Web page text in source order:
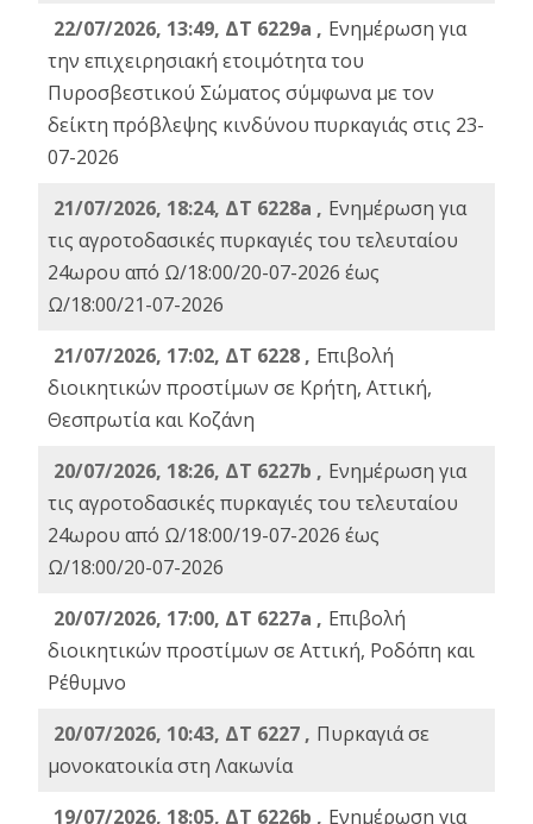
22/07/2026, 13:49, ΔΤ 6229a , Ενημέρωση για
την επιχειρησιακή ετοιμότητα του
Πυροσβεστικού Σώματος σύμφωνα με τον
δείκτη πρόβλεψης κινδύνου πυρκαγιάς στις 23-
07-2026
21/07/2026, 18:24, ΔΤ 6228a , Ενημέρωση για
τις αγροτοδασικές πυρκαγιές του τελευταίου
24ωρου από Ω/18:00/20-07-2026 έως
Ω/18:00/21-07-2026
21/07/2026, 17:02, ΔΤ 6228 , Επιβολή
διοικητικών προστίμων σε Κρήτη, Αττική,
Θεσπρωτία και Κοζάνη
20/07/2026, 18:26, ΔΤ 6227b , Ενημέρωση για
τις αγροτοδασικές πυρκαγιές του τελευταίου
24ωρου από Ω/18:00/19-07-2026 έως
Ω/18:00/20-07-2026
20/07/2026, 17:00, ΔΤ 6227a , Επιβολή
διοικητικών προστίμων σε Αττική, Ροδόπη και
Ρέθυμνο
20/07/2026, 10:43, ΔΤ 6227 , Πυρκαγιά σε
μονοκατοικία στη Λακωνία
19/07/2026, 18:05, ΔΤ 6226b , Ενημέρωση για